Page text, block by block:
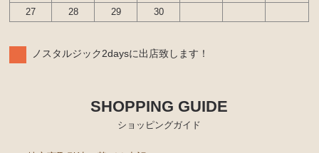
27
28 29 30
ノスタルジック2daysに出店致します！
SHOPPING GUIDE
ショッピングガイド